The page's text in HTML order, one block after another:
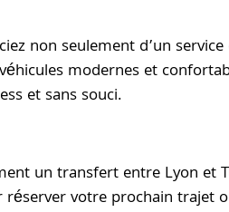
non seulement d’un
modernes et
et sans souci.
un transfert entre Lyon et
votre prochain trajet